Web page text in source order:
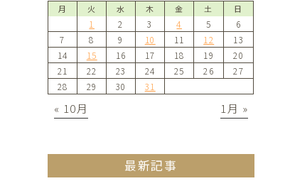
月 火 水 木 金 土 日
1 2 3 4 5
6
7
8 9 10 11 12
13
14
15 16 17 18 19
20
21
22 23 24 25 26
27
28
29 30 31
« 10月 1月 »
最新記事